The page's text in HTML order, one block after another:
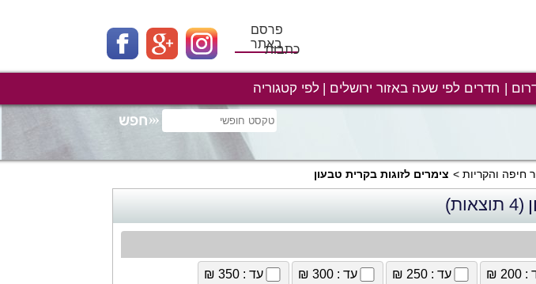
פרסם
באתרכתבות
חדרים לפי שעה באזור ירושלים לפי קטגוריה
חיפה והקריות צימרים לזוגות בקרית טבעון
(4 תוצאות)
₪ עד : 250 ₪ עד : 300 ₪ עד : 350 ₪